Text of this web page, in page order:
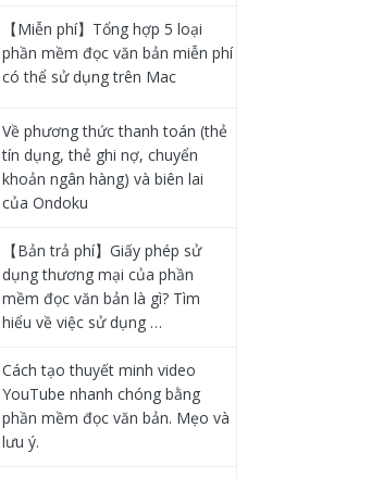
【Miễn phí】Tổng hợp 5 loại
phần mềm đọc văn bản miễn phí
có thể sử dụng trên Mac
Về phương thức thanh toán (thẻ
tín dụng, thẻ ghi nợ, chuyển
khoản ngân hàng) và biên lai
của Ondoku
【Bản trả phí】Giấy phép sử
dụng thương mại của phần
mềm đọc văn bản là gì? Tìm
hiểu về việc sử dụng …
Cách tạo thuyết minh video
YouTube nhanh chóng bằng
phần mềm đọc văn bản. Mẹo và
lưu ý.